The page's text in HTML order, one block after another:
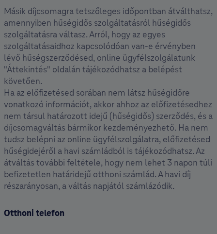
Másik díjcsomagra tetszőleges időpontban átválthatsz,
amennyiben hűségidős szolgáltatásról hűségidős
szolgáltatásra váltasz. Arról, hogy az egyes
szolgáltatásaidhoz kapcsolódóan van-e érvényben
lévő hűségszerződésed, online ügyfélszolgálatunk
"Áttekintés" oldalán tájékozódhatsz a belépést
követően.
Ha az előfizetésed sorában nem látsz hűségidőre
vonatkozó információt, akkor ahhoz az előfizetésedhez
nem társul határozott idejű (hűségidős) szerződés, és a
díjcsomagváltás bármikor kezdeményezhető. Ha nem
tudsz belépni az online ügyfélszolgálatra, előfizetésed
hűségidejéről a havi számládból is tájékozódhatsz. Az
átváltás további feltétele, hogy nem lehet 3 napon túli
befizetetlen határidejű otthoni számlád. A havi díj
részarányosan, a váltás napjától számlázódik.
Otthoni telefon